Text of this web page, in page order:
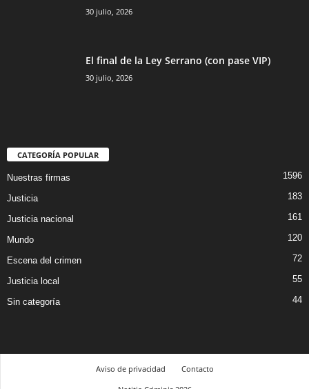
30 julio, 2026
El final de la Ley Serrano (con pase VIP)
30 julio, 2026
CATEGORÍA POPULAR
Nuestras firmas 1596
Justicia 183
Justicia nacional 161
Mundo 120
Escena del crimen 72
Justicia local 55
Sin categoría 44
Aviso de privacidad
Contacto